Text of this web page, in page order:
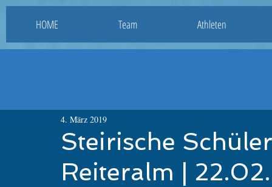
HOME Team Athleten
Steirische
Reiteralm |
4. März 2019